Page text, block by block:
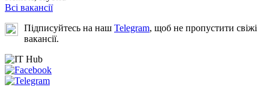
Всі вакансії
Підписуйтесь на наш Telegram, щоб не пропустити свіжі
вакансії.